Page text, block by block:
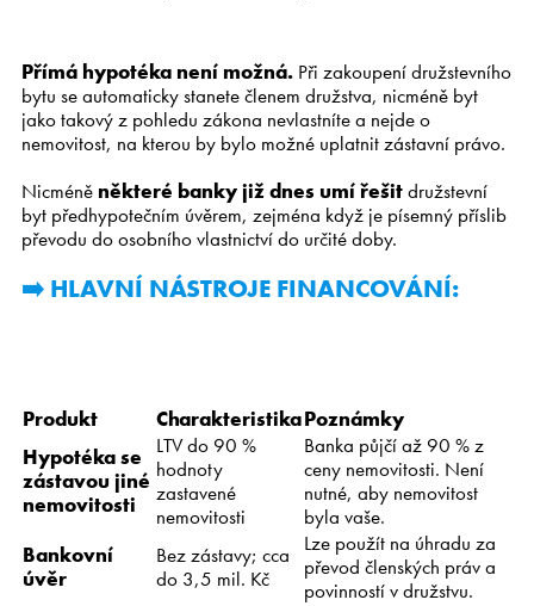
Přímá hypotéka není možná.Při zakoupení družstevního
bytu se automaticky stanete členem družstva, nicméně byt
jako takový z pohledu zákona nevlastníte a nejde o
nemovitost, na kterou by bylo možné uplatnit zástavní právo.
Nicméně některé banky již dnes umí řešitdružstevní
byt předhypotečním úvěrem, zejména když je písemný příslib
převodu do osobního vlastnictví do určité doby.
➡️ HLAVNÍ NÁSTROJE FINANCOVÁNÍ:
Produkt CharakteristikaPoznámky
Hypotéka se
zástavou jiné
nemovitosti
LTV do 90 %
hodnoty
zastavené
nemovitosti
Banka půjčí až 90 % z
ceny nemovitosti. Není
nutné, aby nemovitost
byla vaše.
Bankovní
úvěr
Bez zástavy; cca
do 3,5 mil. Kč
Lze použít na úhradu za
převod členských práv a
povinností v družstvu.